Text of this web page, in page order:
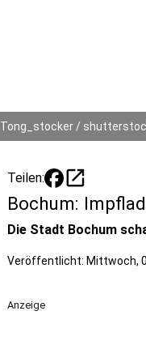
Tong_stocker /
Teilen: open_in_new
Bochum:
Die Stadt Bochum
Veröffentlicht: Mittwoch,
Anzeige